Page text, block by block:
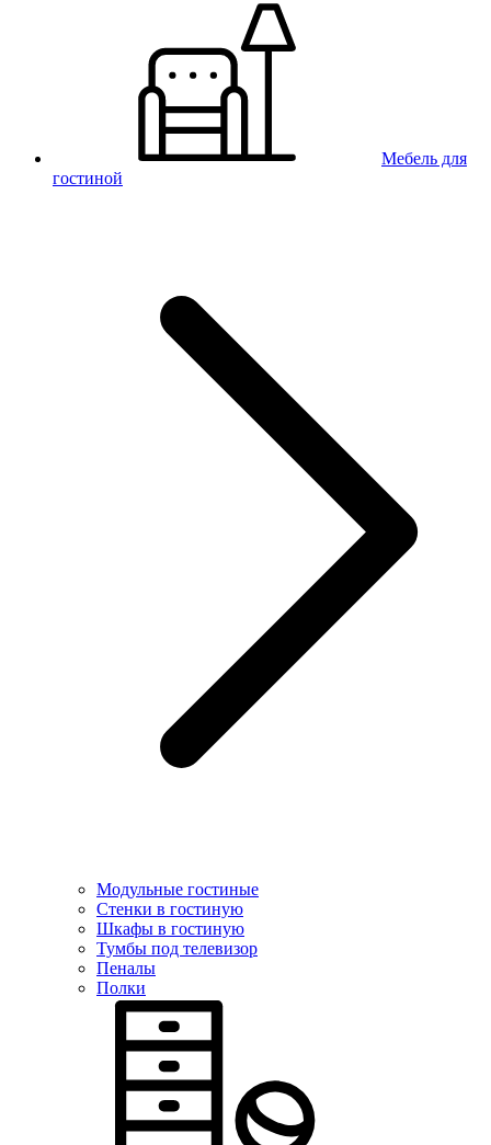
Мебель для
гостиной
Модульные гостиные
Стенки в гостиную
Шкафы в гостиную
Тумбы под телевизор
Пеналы
Полки